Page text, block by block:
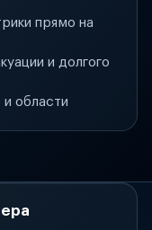
прямо на
и долгого
и области